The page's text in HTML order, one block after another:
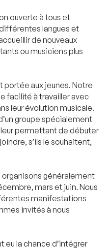
ouverte à tous et
langues et
de nouveaux
ou musiciens plus
aux jeunes. Notre
facilité à travailler avec
leur évolution musicale.
groupe spécialement
permettant de débuter
s’ils le souhaitent,
organisons généralement
mars et juin. Nous
manifestations
invités à nous
eu la chance d’intégrer